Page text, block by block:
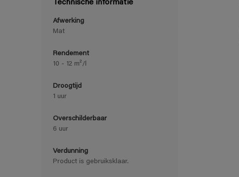
Technische informatie
Afwerking
Mat
Rendement
10 - 12 m²/l
Droogtijd
1 uur
Overschilderbaar
6 uur
Verdunning
Product is gebruiksklaar.